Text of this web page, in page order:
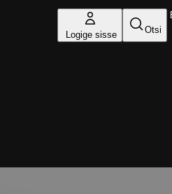
Logige sisse Otsi